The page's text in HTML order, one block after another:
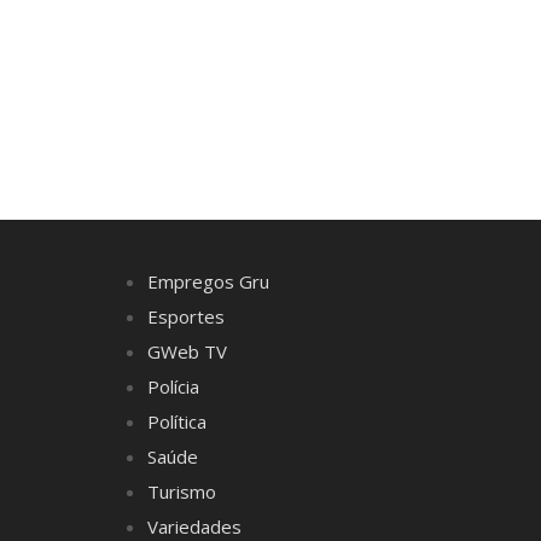
Empregos Gru
Esportes
GWeb TV
Polícia
Política
Saúde
Turismo
Variedades